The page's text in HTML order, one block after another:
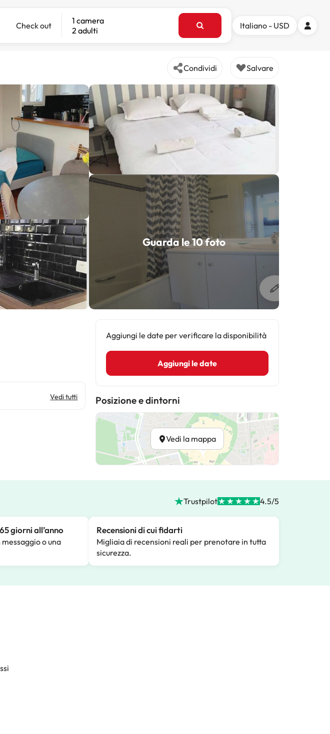
Check out
1 camera
2 adulti
Italiano - USD
Condividi Salvare
Guarda le 10 foto
Vedi tutti
Aggiungi le date per verificare la disponibilità
Aggiungi le date
Posizione e dintorni
Vedi la mappa
Trustpilot 4.5/5
giorni all’anno
o una
Recensioni di cui fidarti
Migliaia di recensioni reali per prenotare in tutta
sicurezza.